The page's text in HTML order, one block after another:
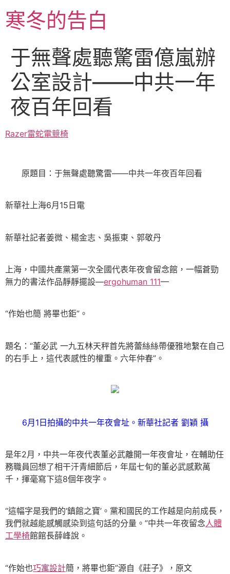
至
主寒冬的告白
于無聲處聽驚雷億嵐辦
公室設計——中共一年
夜百年回看
Razer雷蛇電競椅
原題目：于無聲處聽驚雷——中共一年夜百年回看
新華社上海6月15日電
新華社記者姜微、楊金志、吳振東、郭敬丹
上海，中國共產黨第一次全國代表年夜會留念館，一幅蒼勁
無力的書法作品靜靜擺設—ergohuman 111—
“作始也簡 將畢也鉅”。
題名：“董必武 一九五林天秤首先將蕾絲絲帶優雅地繫在自己
的右手上，這代表感性的權重。六年仲春”。
6月1日拍攝的中共一年夜會址。新華社記者 劉穎 攝
是年2月，中共一年夜代表董必武離開一年夜會址，在輔助任
務職員回想了相干汗青細節后，年屆七旬的董必武感歎萬
千，揮毫寫下這8個年夜字。
“這幅字是我們的‘鎮館之寶’。黨和國民的工作越是向前成長，
我們就越能感觸感染到這句話的分量。”中共一年夜留念人體
工學椅館館長薛峰說。
“作始也巧寓設計簡，將畢也鉅”源自《莊子》，原文